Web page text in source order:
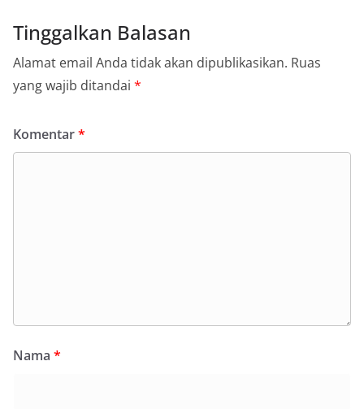
Tinggalkan Balasan
Alamat email Anda tidak akan dipublikasikan. Ruas
yang wajib ditandai *
Komentar*
Nama *